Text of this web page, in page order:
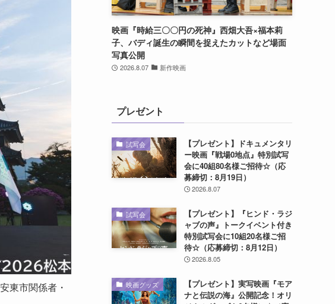
東市関係者・
映画『時給三〇〇円の死神』西畑大吾×福本莉
子、バディ誕生の瞬間を捉えたカットなど場面
写真公開
2026.8.07 新作映画
プレゼント
試写会
【プレゼント】ドキュメンタリ
ー映画『戦場0地点』特別試写
会に40組80名様ご招待☆（応
募締切：8月19日）
2026.8.07
試写会
【プレゼント】『ヒンド・ラジ
ャブの声』トークイベント付き
特別試写会に10組20名様ご招
待☆（応募締切：8月12日）
2026.8.05
映画グッズ
【プレゼント】実写映画『モア
ナと伝説の海』公開記念！オリ